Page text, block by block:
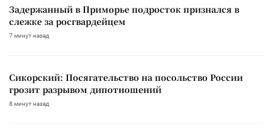
Задержанный в Приморье подросток признался в
слежке за росгвардейцем
7 минут назад
Сикорский: Посягательство на посольство России
грозит разрывом дипотношений
8 минут назад